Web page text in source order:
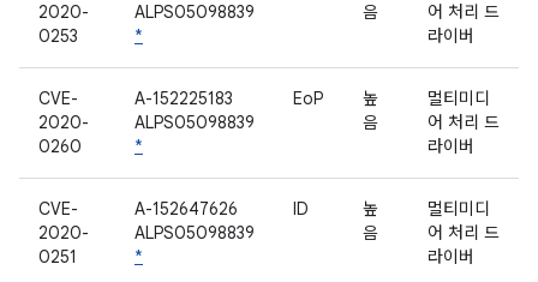
2020-
0253
ALPS05098839
*
음
어 처리 드
라이버
CVE-
2020-
0260
A-152225183
ALPS05098839
*
EoP
높
음
멀티미디
어 처리 드
라이버
CVE-
2020-
0251
A-152647626
ALPS05098839
*
ID
높
음
멀티미디
어 처리 드
라이버